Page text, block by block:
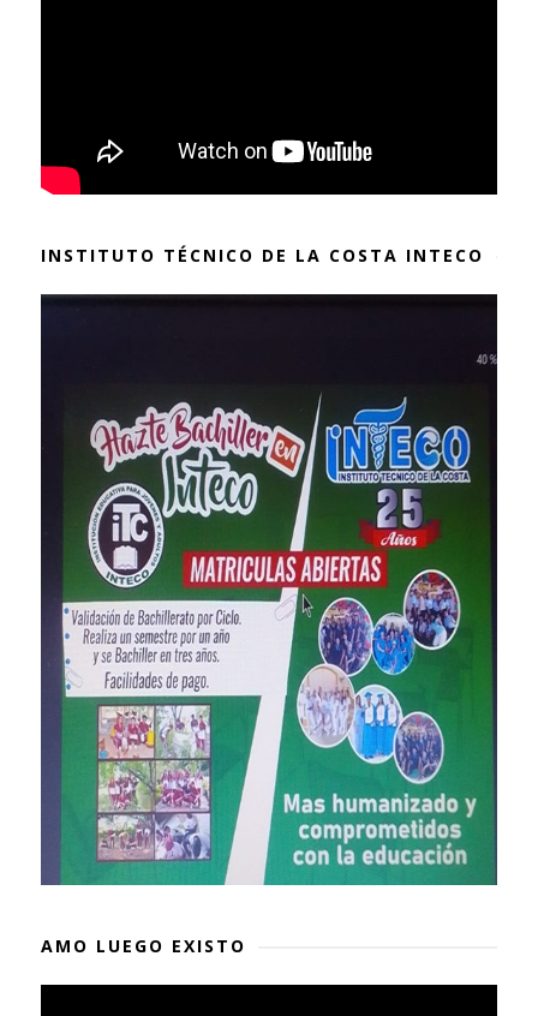
INSTITUTO TÉCNICO DE LA COSTA INTECO
AMO LUEGO EXISTO